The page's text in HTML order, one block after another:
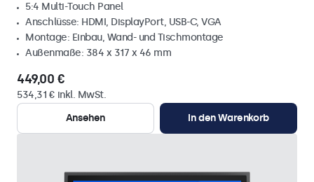
5:4 Multi-Touch Panel
Anschlüsse: HDMI, DisplayPort, USB-C, VGA
Montage: Einbau, Wand- und Tischmontage
Außenmaße: 384 x 317 x 46 mm
449,00 €
534,31 € inkl. MwSt.
Ansehen
In den Warenkorb